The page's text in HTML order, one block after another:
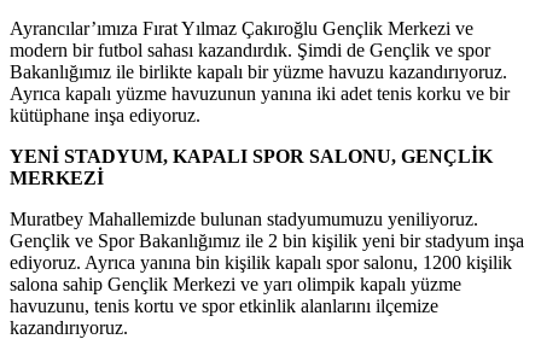
Ayrancılar’ımıza Fırat Yılmaz Çakıroğlu Gençlik Merkezi ve
modern bir futbol sahası kazandırdık. Şimdi de Gençlik ve spor
Bakanlığımız ile birlikte kapalı bir yüzme havuzu kazandırıyoruz.
Ayrıca kapalı yüzme havuzunun yanına iki adet tenis korku ve bir
kütüphane inşa ediyoruz.
YENİ STADYUM, KAPALI SPOR SALONU, GENÇLİK
MERKEZİ
Muratbey Mahallemizde bulunan stadyumumuzu yeniliyoruz.
Gençlik ve Spor Bakanlığımız ile 2 bin kişilik yeni bir stadyum inşa
ediyoruz. Ayrıca yanına bin kişilik kapalı spor salonu, 1200 kişilik
salona sahip Gençlik Merkezi ve yarı olimpik kapalı yüzme
havuzunu, tenis kortu ve spor etkinlik alanlarını ilçemize
kazandırıyoruz.